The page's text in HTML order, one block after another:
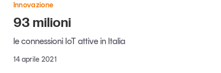
Logistica
Retail e brand
Sostenibilità
Grandi temi
Innovazione
93 milioni
le connessioni IoT attive in Italia
14 aprile 2021